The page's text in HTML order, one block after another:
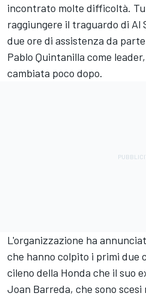
incontrato molte difficoltà.
raggiungere il traguardo di Al
due ore di assistenza da
Pablo Quintanilla come
cambiata poco dopo.
L'organizzazione ha
che hanno colpito i primi due
cileno della Honda che il suo
Joan Barreda, che sono